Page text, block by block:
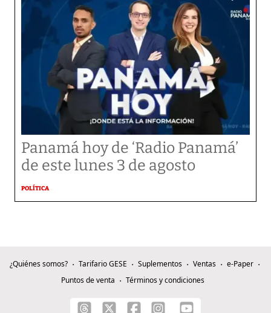
Panamá hoy de ‘Radio Panamá’
de este lunes 3 de agosto
POLÍTICA
¿Quiénes somos? Tarifario GESE Suplementos Ventas
e-Paper
Puntos de venta
Términos y condiciones